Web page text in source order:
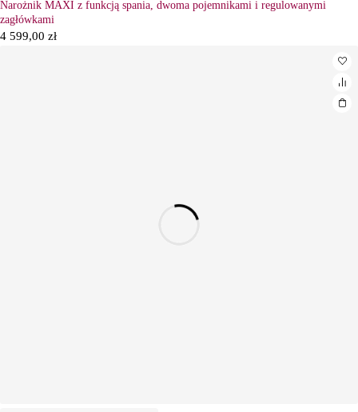
Narożnik MAXI z funkcją spania, dwoma pojemnikami i regulowanymi
zagłówkami
4 599,00 zł